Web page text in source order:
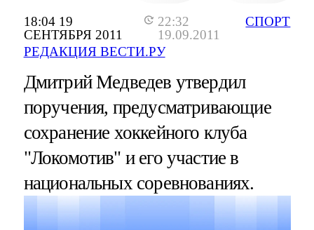
18:04 19
СЕНТЯБРЯ 2011
22:32
19.09.2011
РЕДАКЦИЯ ВЕСТИ.РУ
СПОРТ
Дмитрий Медведев утвердил
поручения, предусматривающие
сохранение хоккейного клуба
"Локомотив" и его участие в
национальных соревнованиях.